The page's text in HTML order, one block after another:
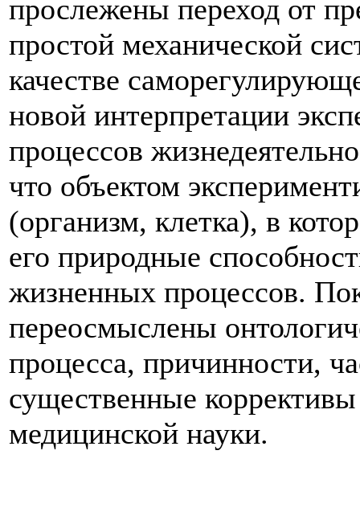
прослежены переход от
простой механической
качестве
новой интерпретации
процессов
что объектом
(организм, клетка), в
его природные
жизненных процессов.
переосмыслены
процесса, причинности,
существенные
медицинской науки.